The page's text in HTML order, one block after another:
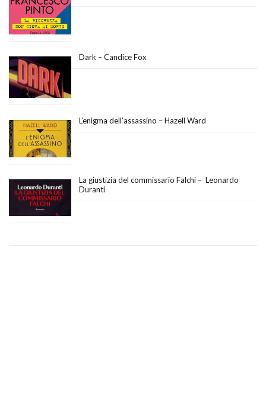
Dark – Candice Fox
L’enigma dell’assassino – Hazell Ward
La giustizia del commissario Falchi – Leonardo
Duranti